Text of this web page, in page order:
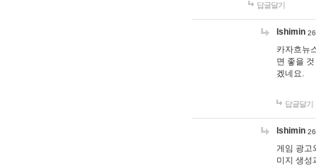
답글달기
lshimin
카자흐뉴
면 좋을
겠네요.
답글달기
lshimin
게임 광고
미지 생성